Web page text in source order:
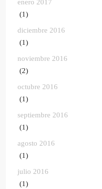
enero 2017
(1)
diciembre 2016
(1)
noviembre 2016
(2)
octubre 2016
(1)
septiembre 2016
(1)
agosto 2016
(1)
julio 2016
(1)